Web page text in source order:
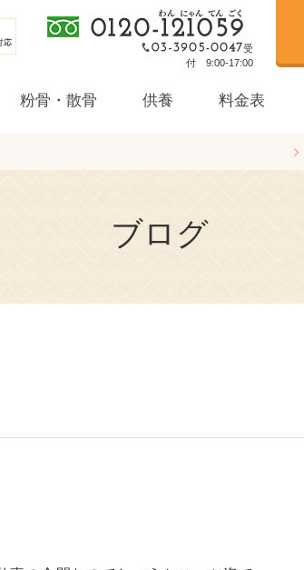
受
付 9:00-17:00
粉骨・散骨 供養 料金表
ブログ